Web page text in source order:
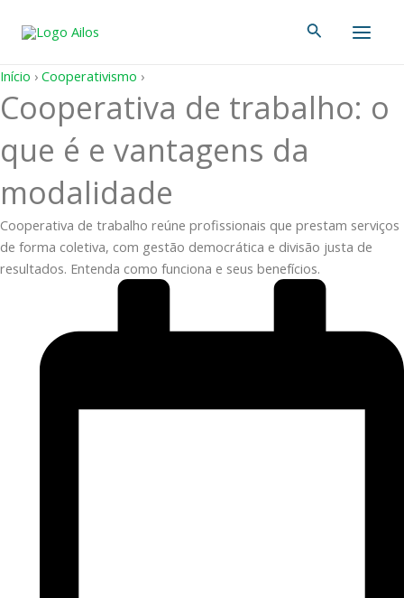
para
conteúdo
Pesquisar
Início › Cooperativismo ›
Cooperativa de trabalho: o
que é e vantagens da
modalidade
Cooperativa de trabalho reúne profissionais que prestam serviços
de forma coletiva, com gestão democrática e divisão justa de
resultados. Entenda como funciona e seus benefícios.